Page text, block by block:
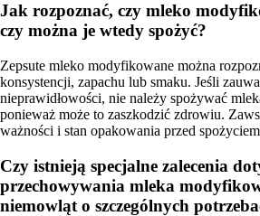
Jak rozpoznać, czy mleko
czy można je wtedy spożyć?
Zepsute mleko modyfikowane można
konsystencji, zapachu lub smaku. Jeśli
nieprawidłowości, nie należy spożywać
ponieważ może to zaszkodzić zdrowiu.
ważności i stan opakowania przed
Czy istnieją specjalne zalecenia
przechowywania mleka
niemowląt o szczególnych